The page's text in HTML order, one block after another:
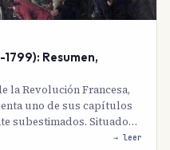
Resumen,
la Revolución Francesa,
uno de sus capítulos
subestimados. Situado…
→ leer